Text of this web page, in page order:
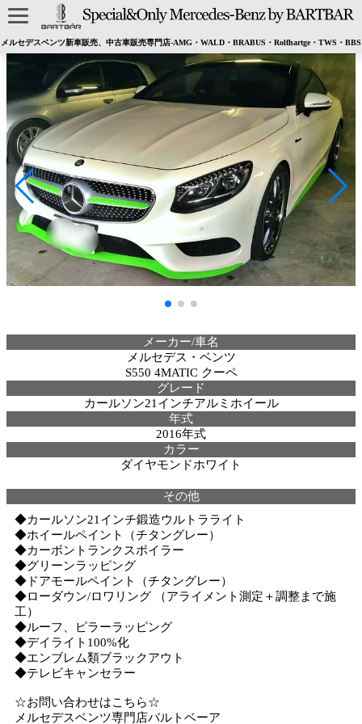
メルセデスベンツ新車販売、中古車販売専門店-AMG・WALD・BRABUS・Rolfhartge・TWS・BBS
メーカー/車名
メルセデス・ベンツ
S550 4MATIC クーペ
グレード
カールソン21インチアルミホイール
年式
2016年式
カラー
ダイヤモンドホワイト
その他
◆カールソン21インチ鍛造ウルトラライト
◆ホイールペイント（チタングレー）
◆カーボントランクスポイラー
◆グリーンラッピング
◆ドアモールペイント（チタングレー）
◆ローダウン/ロワリング （アライメント測定＋調整まで施
工）
◆ルーフ、ピラーラッピング
◆デイライト100%化
◆エンブレム類ブラックアウト
◆テレビキャンセラー
☆お問い合わせはこちら☆
メルセデスベンツ専門店バルトベーア